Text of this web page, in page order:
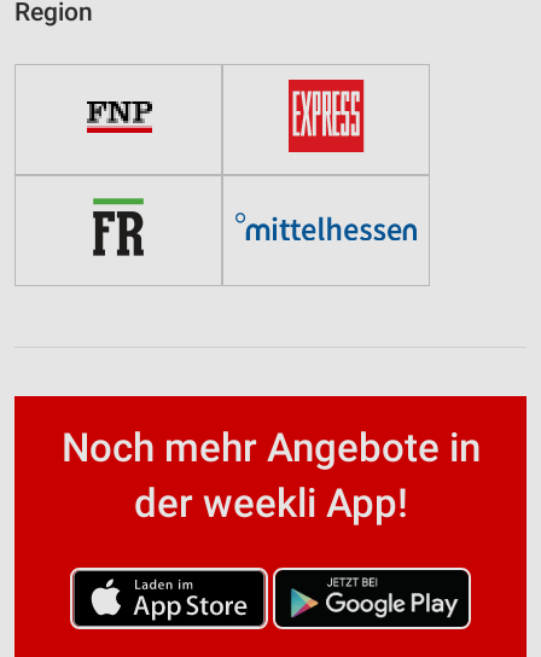
Region
Noch mehr Angebote in
der weekli App!